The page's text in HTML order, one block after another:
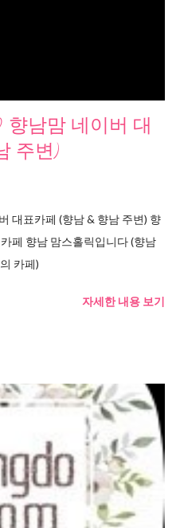
남맘 네이버 대
주변)
대표카페 (향남 & 향남 주변) 향
페 향남 맘스홀릭입니다 (향남
카페)
자세한 내용 보기